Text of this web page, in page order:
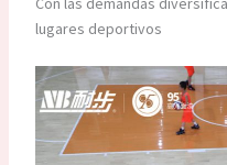
lugares deportivos